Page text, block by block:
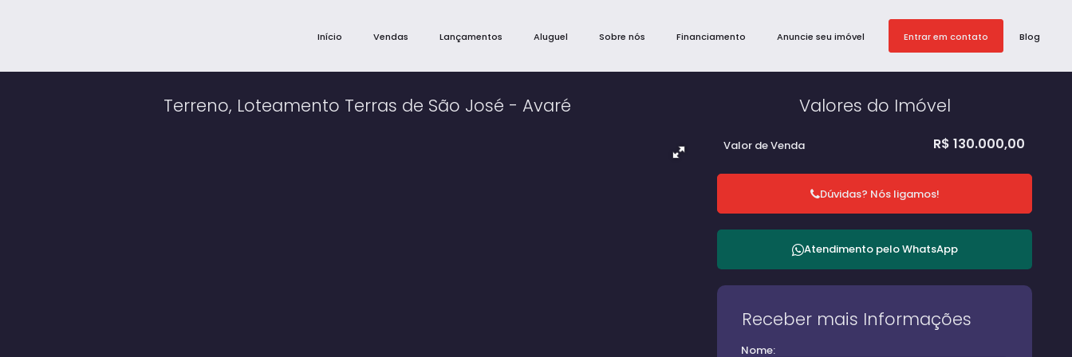
Blog
Entrar em contato
Anuncie seu imóvel
Financiamento
Sobre nós
Aluguel
Lançamentos
Vendas
Início
Terreno, Loteamento Terras de São José - Avaré Valores do Imóvel
R$ 130.000,00
Valor de Venda
Dúvidas? Nós ligamos!
Atendimento peloWhatsApp
Receber mais Informações
Nome: